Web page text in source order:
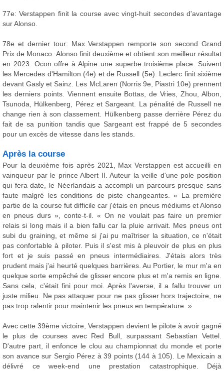
77e: Verstappen finit la course avec vingt-huit secondes d'avantage
sur Alonso.
78e et dernier tour: Max Verstappen remporte son second Grand
Prix de Monaco. Alonso finit deuxième et obtient son meilleur résultat
en 2023. Ocon offre à Alpine une superbe troisième place. Suivent
les Mercedes d'Hamilton (4e) et de Russell (5e). Leclerc finit sixième
devant Gasly et Sainz. Les McLaren (Norris 9e, Piastri 10e) prennent
les derniers points. Viennent ensuite Bottas, de Vries, Zhou, Albon,
Tsunoda, Hülkenberg, Pérez et Sargeant. La pénalité de Russell ne
change rien à son classement. Hülkenberg passe derrière Pérez du
fait de sa punition tandis que Sargeant est frappé de 5 secondes
pour un excès de vitesse dans les stands.
Après la course
Pour la deuxième fois après 2021, Max Verstappen est accueilli en
vainqueur par le prince Albert II. Auteur la veille d'une pole position
qui fera date, le Néerlandais a accompli un parcours presque sans
faute malgré les conditions de piste changeantes. « La première
partie de la course fut difficile car j'étais en pneus médiums et Alonso
en pneus durs », conte-t-il. « On ne voulait pas faire un premier
relais si long mais il a bien fallu car la pluie arrivait. Mes pneus ont
subi du graining, et même si j'ai pu maîtriser la situation, ce n'était
pas confortable à piloter. Puis il s'est mis à pleuvoir de plus en plus
fort et je suis passé en pneus intermédiaires. J'étais alors très
prudent mais j'ai heurté quelques barrières. Au Portier, le mur m'a en
quelque sorte empêché de glisser encore plus et m'a remis en ligne.
Sans cela, c'était fini pour moi. Après l'averse, il a fallu trouver un
juste milieu. Ne pas attaquer pour ne pas glisser hors trajectoire, ne
pas trop ralentir pour maintenir les pneus en température. »
Avec cette 39ème victoire, Verstappen devient le pilote à avoir gagné
le plus de courses avec Red Bull, surpassant Sebastian Vettel.
D'autre part, il enfonce le clou au championnat du monde et porte
son avance sur Sergio Pérez à 39 points (144 à 105). Le Mexicain a
délivré ce week-end une prestation catastrophique. Déjà